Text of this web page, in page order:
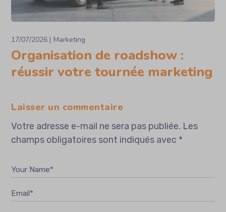
17/07/2026 Marketing
Organisation de roadshow :
réussir votre tournée marketing
Laisser un commentaire
Votre adresse e-mail ne sera pas publiée. Les
champs obligatoires sont indiqués avec *
Your Name*
Email*